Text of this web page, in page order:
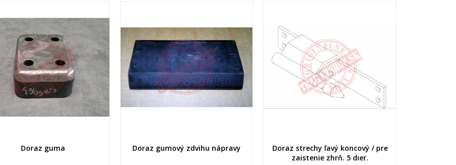
Doraz guma Doraz gumový zdvihu nápravy
Doraz strechy ľavý koncový / pre
zaistenie zhrň. 5 dier.
((cancelText)) ((modalDeleteText))
Zrušiť Vytvoriť zoznam želaní
Zrušiť Prihlásiť sa